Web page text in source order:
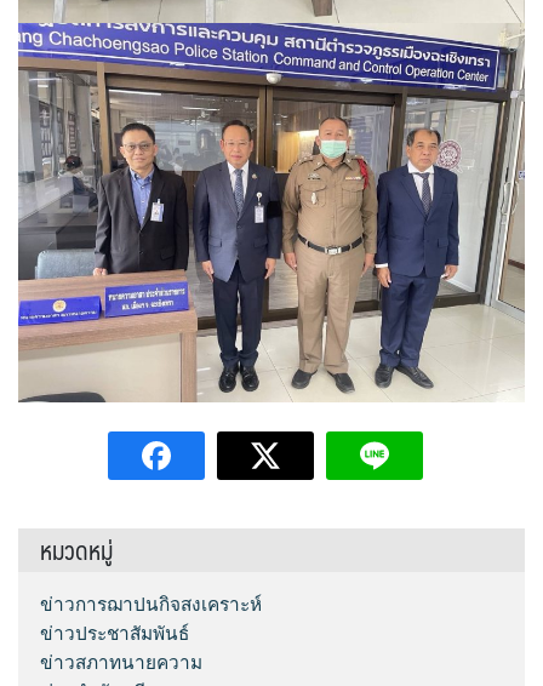
หมวดหมู่
ข่าวการฌาปนกิจสงเคราะห์
ข่าวประชาสัมพันธ์
ข่าวสภาทนายความ